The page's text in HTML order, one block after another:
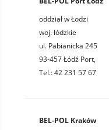
oddział w Łodzi
woj. łódzkie
ul. Pabianicka 245
93-457 Łódź Port,
Tel.: 42 231 57 67
BEL-POL Kraków